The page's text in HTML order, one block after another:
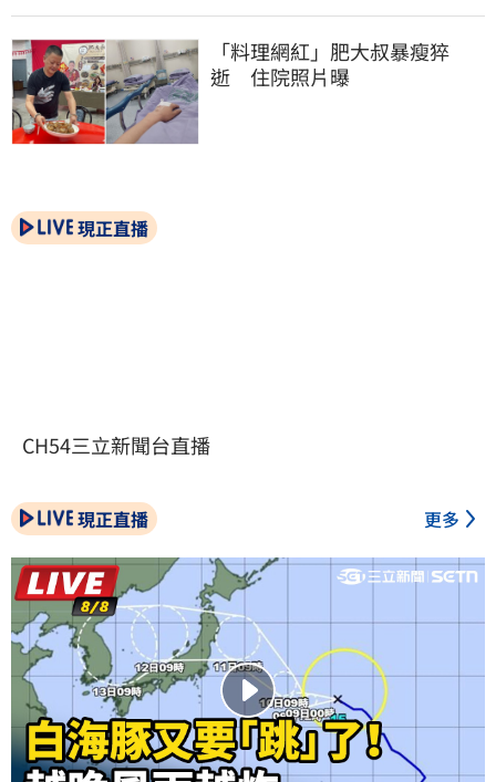
「料理網紅」肥大叔暴瘦猝
逝　住院照片曝
現正直播
CH54三立新聞台直播
現正直播 更多